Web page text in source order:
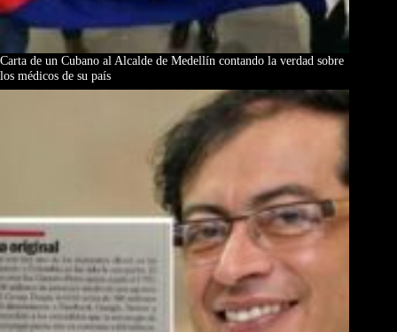
Carta de un Cubano al Alcalde de Medellín contando la verdad sobre
los médicos de su país